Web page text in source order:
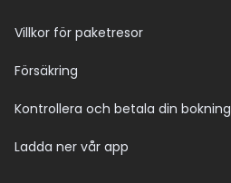
Villkor för paketresor
Försäkring
Kontrollera och betala din bokning
Ladda ner vår app